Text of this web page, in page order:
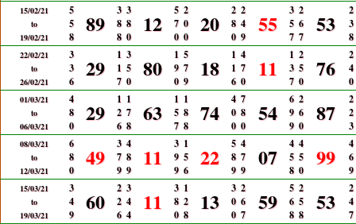
15/02/21
to
19/02/21
5
5
8
89
3
8
8
3
8
0
12
5
7
0
2
0
0
20
2
8
0
2
4
9
55
3
5
7
2
6
7
53
2
3
8
22/02/21
to
26/02/21
3
3
6
29
1
1
7
3
5
0
80
1
9
0
5
7
9
18
1
1
6
4
7
0
11
1
3
7
2
5
0
76
2
4
0
01/03/21
to
06/03/21
4
8
0
29
1
2
6
1
7
8
63
1
5
7
1
8
8
74
4
0
0
7
8
0
54
6
9
9
2
6
0
87
2
2
3
08/03/21
to
12/03/21
6
8
0
49
3
7
9
4
8
9
11
3
9
9
1
5
6
22
5
8
9
4
7
9
07
4
5
8
4
5
0
99
4
6
9
15/03/21
to
19/03/21
3
4
9
60
2
2
6
3
4
4
11
3
8
0
1
2
8
13
3
0
0
2
6
7
59
5
6
8
2
5
8
53
2
4
7